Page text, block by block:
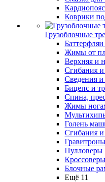
Коврики
Грузоблочные
Жимы от
Верхняя и
Сгибания и
Сведения и
Бицепс и
Спина,
Жимы
Голень
Сгибания и
Гравитроны
Пулловеры
Кроссоверы
Блочные
Ещё 11